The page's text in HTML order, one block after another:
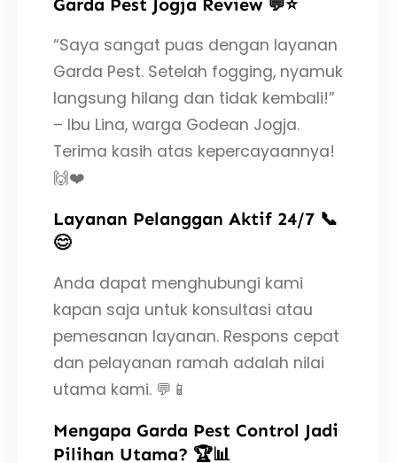
“Saya sangat puas dengan layanan
Garda Pest. Setelah fogging, nyamuk
langsung hilang dan tidak kembali!”
– Ibu Lina, warga Godean Jogja.
Terima kasih atas kepercayaannya!
🙌❤️
Layanan Pelanggan Aktif 24/7 📞
😊
Anda dapat menghubungi kami
kapan saja untuk konsultasi atau
pemesanan layanan. Respons cepat
dan pelayanan ramah adalah nilai
utama kami. 💬📱
Mengapa Garda Pest Control Jadi
Pilihan Utama? 🏆📊